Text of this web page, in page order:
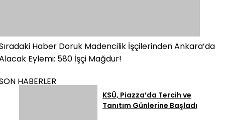
Haber Doruk Madencilik İşçilerinden Ankara’da
Eylemi: 580 İşçi Mağdur!
HABERLER
KSÜ, Piazza’da Tercih ve
Tanıtım Günlerine Başladı